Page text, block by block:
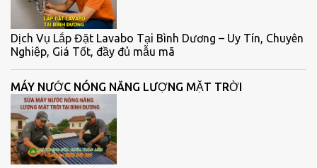
Dịch Vụ Lắp Đặt Lavabo Tại Bình Dương – Uy Tín, Chuyên
Nghiệp, Giá Tốt, đầy đủ mẫu mã
MÁY NƯỚC NÓNG NĂNG LƯỢNG MẶT TRỜI